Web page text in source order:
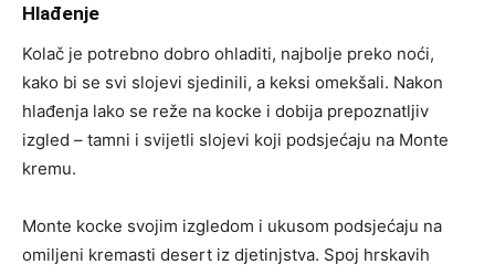
Hlađenje
Kolač je potrebno dobro ohladiti, najbolje preko noći,
kako bi se svi slojevi sjedinili, a keksi omekšali. Nakon
hlađenja lako se reže na kocke i dobija prepoznatljiv
izgled – tamni i svijetli slojevi koji podsjećaju na Monte
kremu.
Monte kocke svojim izgledom i ukusom podsjećaju na
omiljeni kremasti desert iz djetinjstva. Spoj hrskavih